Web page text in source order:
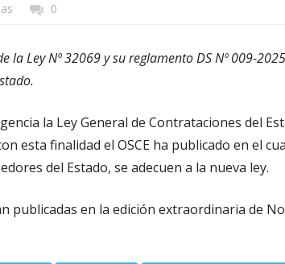
0
la Ley Nº 32069 y su reglamento DS Nº 009-
la Ley General de Contrataciones del
esta finalidad el OSCE ha publicado en el
del Estado, se adecuen a la nueva ley.
publicadas en la edición extraordinaria de